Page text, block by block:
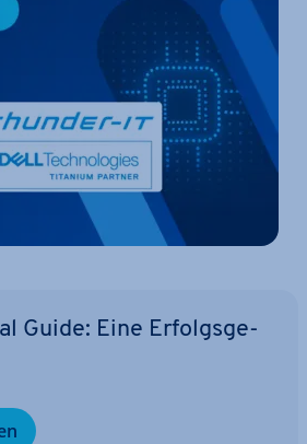
Guide: Eine Er­folgs­ge­